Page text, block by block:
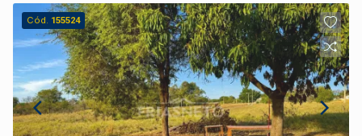
Cód. 155524